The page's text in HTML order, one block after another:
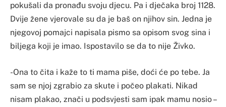
pokušali da pronađu svoju djecu. Pa i dječaka broj 1128.
Dvije žene vjerovale su da je baš on njihov sin. Jedna je
njegovoj pomajci napisala pismo sa opisom svog sina i
biljega koji je imao. Ispostavilo se da to nije Živko.
-Ona to čita i kaže to ti mama piše, doći će po tebe. Ja
sam se njoj zgrabio za skute i počeo plakati. Nikad
nisam plakao, znači u podsvjesti sam ipak mamu nosio –